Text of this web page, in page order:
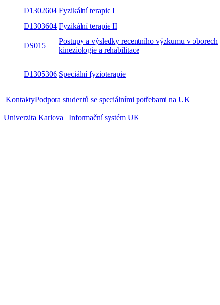
D1302604 Fyzikální terapie I
Postupy a výsledky recentního výzkumu v oborech